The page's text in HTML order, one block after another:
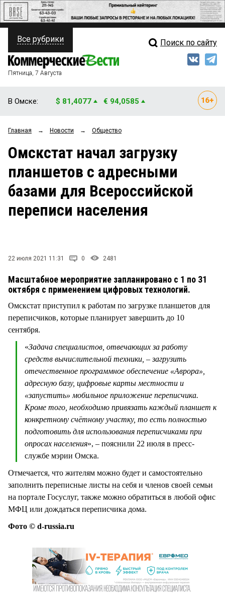
ПОЛИТИКА
ФИНАНСЫ
ОБЩЕСТВО
ЗАКОН
Свежий выпуск
Рейтинги
Блоги
Архив
Все рубрики Поиск по сайту
Пятница, 7 Августа
В Омске: $ 81,4077 € 94,0585
Главная → Новости → Общество
Омскстат начал загрузку
планшетов с адресными
базами для Всероссийской
переписи населения
22 июля 2021 11:31 0 2481
Масштабное мероприятие запланировано с 1 по 31
октября с применением цифровых технологий.
Омскстат приступил к работам по загрузке планшетов для
переписчиков, которые планирует завершить до 10
сентября.
«Задача специалистов, отвечающих за работу
средств вычислительной техники, – загрузить
отечественное программное обеспечение «Аврора»,
адресную базу, цифровые карты местности и
«запустить» мобильное приложение переписчика.
Кроме того, необходимо привязать каждый планшет к
конкретному счётному участку, то есть полностью
подготовить для использования переписчиками при
опросах населения», – пояснили 22 июля в пресс-
службе мэрии Омска.
Отмечается, что жителям можно будет и самостоятельно
заполнить переписные листы на себя и членов своей семьи
на портале Госуслуг, также можно обратиться в любой офис
МФЦ или дождаться переписчика дома.
Фото © d-russia.ru